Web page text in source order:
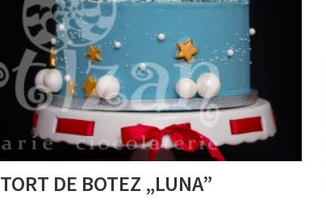
TORT DE BOTEZ „LUNA”